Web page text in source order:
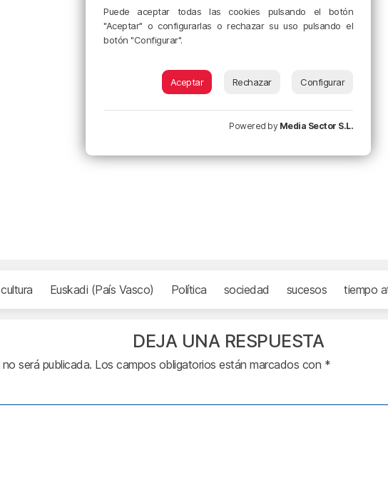
cultura Euskadi (País Vasco) Política sociedad sucesos tiempo
DEJA UNA RESPUESTA
será publicada. Los campos obligatorios están marcados con *
Puede aceptar todas las cookies pulsando el botón
"Aceptar" o configurarlas o rechazar su uso pulsando el
botón "Configurar".
Aceptar Rechazar Configurar
Powered by Media Sector S.L.